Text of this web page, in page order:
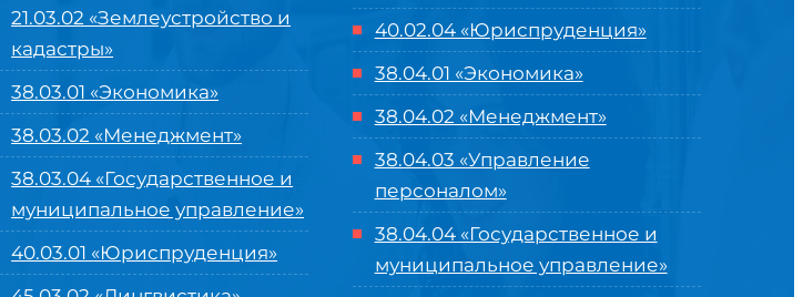
21.03.02 «Землеустройство и
кадастры»
38.03.01 «Экономика»
38.03.02 «Менеджмент»
38.03.04 «Государственное и
муниципальное управление»
40.03.01 «Юриспруденция»
40.02.04 «Юриспруденция»
38.04.01 «Экономика»
38.04.02 «Менеджмент»
38.04.03 «Управление
персоналом»
38.04.04 «Государственное и
муниципальное управление»